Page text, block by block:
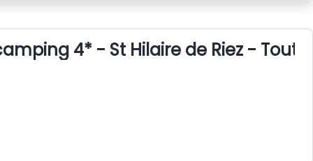
4* - St Hilaire de Riez - Tout